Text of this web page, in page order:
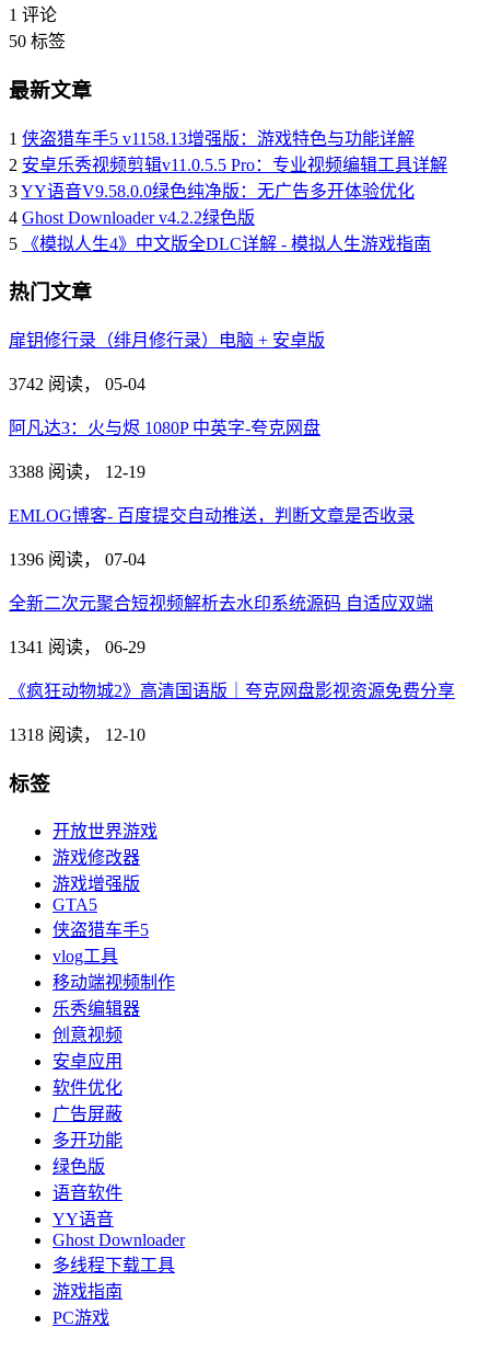
1 评论
50 标签
最新文章
1 侠盗猎车手5 v1158.13增强版：游戏特色与功能详解
2 安卓乐秀视频剪辑v11.0.5.5 Pro：专业视频编辑工具详解
3YY语音V9.58.0.0绿色纯净版：无广告多开体验优化
4 Ghost Downloader v4.2.2绿色版
5
《模拟人生4》中文版全DLC详解 - 模拟人生游戏指南
热门文章
扉钥修行录（绯月修行录）电脑 + 安卓版
3742 阅读， 05-04
阿凡达3：火与烬 1080P 中英字-夸克网盘
3388 阅读， 12-19
EMLOG博客- 百度提交自动推送，判断文章是否收录
1396 阅读， 07-04
全新二次元聚合短视频解析去水印系统源码 自适应双端
1341 阅读， 06-29
《疯狂动物城2》高清国语版｜夸克网盘影视资源免费分享
1318 阅读， 12-10
标签
开放世界游戏
游戏修改器
游戏增强版
GTA5
侠盗猎车手5
vlog工具
移动端视频制作
乐秀编辑器
创意视频
安卓应用
软件优化
广告屏蔽
多开功能
绿色版
语音软件
YY语音
Ghost Downloader
多线程下载工具
游戏指南
PC游戏